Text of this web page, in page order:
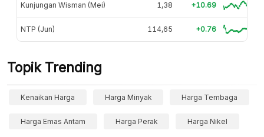
Kunjungan Wisman (Mei) 1,38 +10.69
NTP (Jun) 114,65 +0.76
Topik Trending
Kenaikan Harga Harga Minyak Harga Tembaga
Harga Emas Antam Harga Perak Harga Nikel